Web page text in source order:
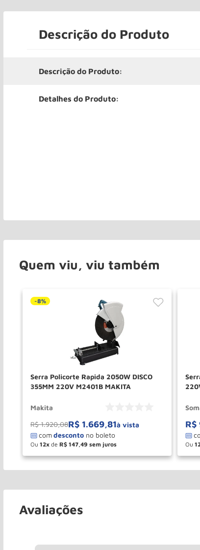
Descrição do Produto
Descrição do Produto:
Detalhes do Produto:
Quem viu, viu também
-8%
Serra Policorte Rapida 2050W DISCO
355MM 220V M2401B MAKITA
Makita
R$ 1.920,08R$ 1.669,81à vista
Ou 12 de R$ 147,49
＋
－ COMPRAR
R$
Ou
－
Avaliações